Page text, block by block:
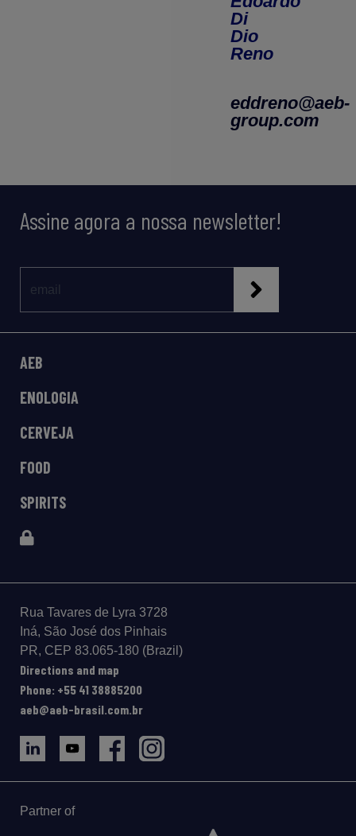
Di
Dio
Reno
eddreno@aeb-
group.com
Assine agora a nossa newsletter!
AEB
ENOLOGIA
CERVEJA
FOOD
SPIRITS
Rua Tavares de Lyra 3728
Iná, São José dos Pinhais
PR, CEP 83.065-180 (Brazil)
Directions and map
Phone: +55 41 38885200
aeb@aeb-brasil.com.br
Partner of